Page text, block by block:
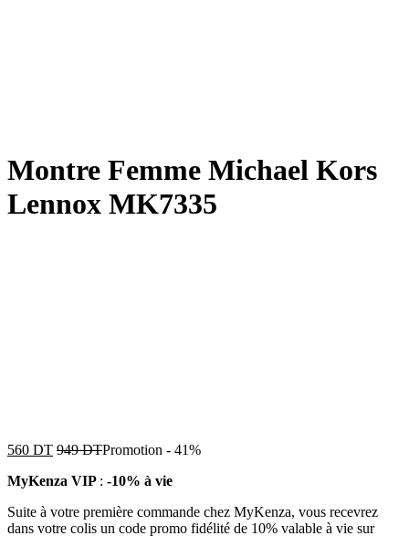
Montre Femme Michael Kors
Lennox MK7335
560 DT 949DTPromotion - 41%
MyKenza VIP : -10% à vie
Suite à votre première commande chez MyKenza, vous recevrez
dans votre colis un code promo fidélité de 10% valable à vie sur